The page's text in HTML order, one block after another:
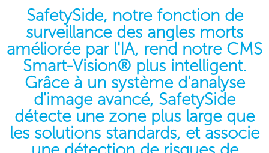
SafetySide, notre fonction de
surveillance des angles morts
améliorée par l'IA, rend notre CMS
Smart-Vision® plus intelligent.
Grâce à un système d'analyse
d'image avancé, SafetySide
détecte une zone plus large que
les solutions standards, et associe